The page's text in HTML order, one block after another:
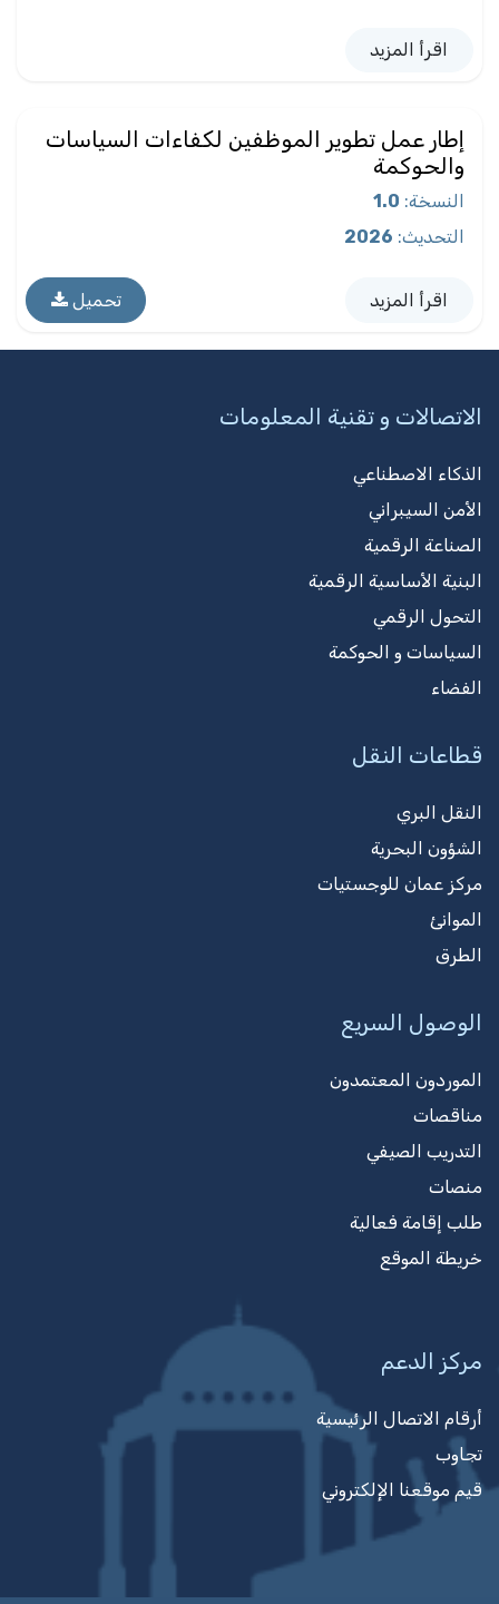
اقرأ المزيد
إطار عمل تطوير الموظفين لكفاءات السياسات
والحوكمة
النسخة:
1.0
التحديث:
2026
اقرأ المزيد تحميل
الاتصالات و تقنية المعلومات
الذكاء الاصطناعي
الأمن السيبراني
الصناعة الرقمية
البنية الأساسية الرقمية
التحول الرقمي
السياسات و الحوكمة
الفضاء
قطاعات النقل
النقل البري
الشؤون البحرية
مركز عمان للوجستيات
الموانئ
الطرق
الوصول السريع
الموردون المعتمدون
مناقصات
التدريب الصيفي
منصات
طلب إقامة فعالية
خريطة الموقع
مركز الدعم
أرقام الاتصال الرئيسية
تجاوب
قيم موقعنا الإلكتروني